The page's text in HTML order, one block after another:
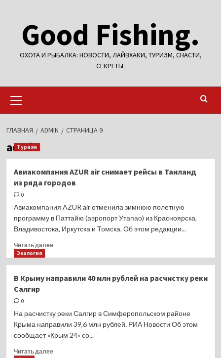
содержимому
Good Fishing.
ОХОТА И РЫБАЛКА: НОВОСТИ, ЛАЙВХАКИ, ТУРИЗМ, СНАСТИ,
СЕКРЕТЫ.
меню
ГЛАВНАЯ ADMIN СТРАНИЦА 9
admin
Туризм
Авиакомпания AZUR air снимает рейсы в Таиланд
из ряда городов
0
Авиакомпания AZUR air отменила зимнюю полетную
программу в Паттайю (аэропорт Утапао) из Красноярска,
Владивостока, Иркутска и Томска. Об этом редакции...
Читать далееПрочитать
AZUR
в Таиланд
из ряда
городов
Экология
В Крыму направили 40 млн рублей на расчистку реки
Салгир
0
На расчистку реки Салгир в Симферопольском районе
Крыма направили 39,6 млн рублей. РИА Новости Об этом
сообщает «Крым 24» со...
Читать далееПрочитать